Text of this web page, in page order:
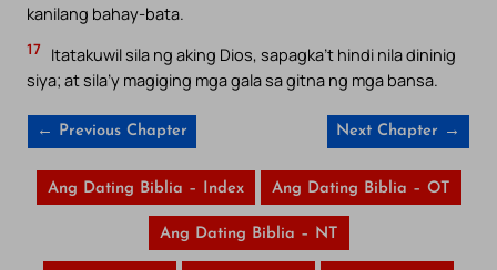
kanilang bahay-bata.
17 Itatakuwil sila ng aking Dios, sapagka’t hindi nila dininig
siya; at sila’y magiging mga gala sa gitna ng mga bansa.
← Previous Chapter Next Chapter →
Ang Dating Biblia – Index Ang Dating Biblia – OT
Ang Dating Biblia – NT